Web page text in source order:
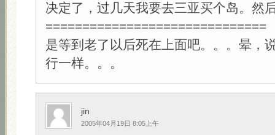
决定了，过几天我要去三亚买个岛。然
==============================
是等到老了以后死在上面吧。。。晕，
行一样。。。
jin
2005年04月19日 8:05上午